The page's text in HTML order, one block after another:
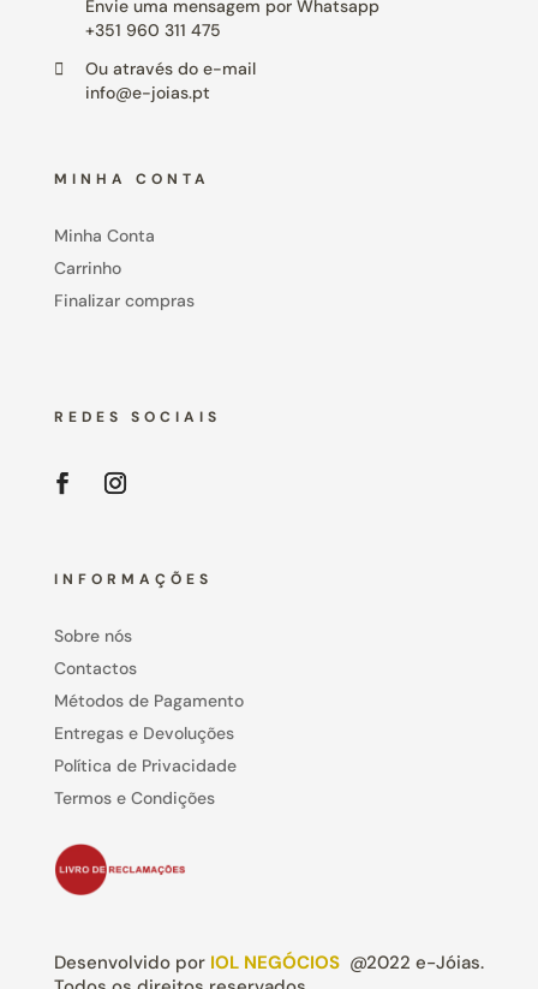
Envie uma mensagem por Whatsapp
+351 960 311 475
Ou através do e-mail
info@e-joias.pt
MINHA CONTA
Minha Conta
Carrinho
Finalizar compras
REDES SOCIAIS
INFORMAÇÕES
Sobre nós
Contactos
Métodos de Pagamento
Entregas e Devoluções
Política de Privacidade
Termos e Condições
Desenvolvido por IOL NEGÓCIOS@2022 e-Jóias.